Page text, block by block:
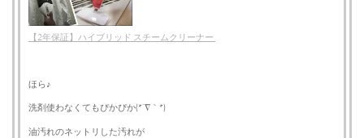
【2年保証】ハイブリッド スチームクリーナー
ほら♪
洗剤使わなくてもぴかぴか(*´∇｀*)
油汚れのネットリした汚れが